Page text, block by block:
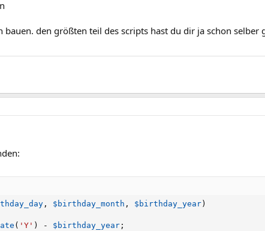
den größten teil des scripts hast du dir ja schon selber
, $birthday_month , $birthday_year )
( 'Y' ) - $birthday_year ;